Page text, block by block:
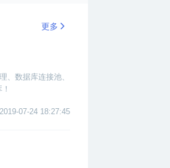
更多
、数据库连接池、
2019-07-24 18:27:45